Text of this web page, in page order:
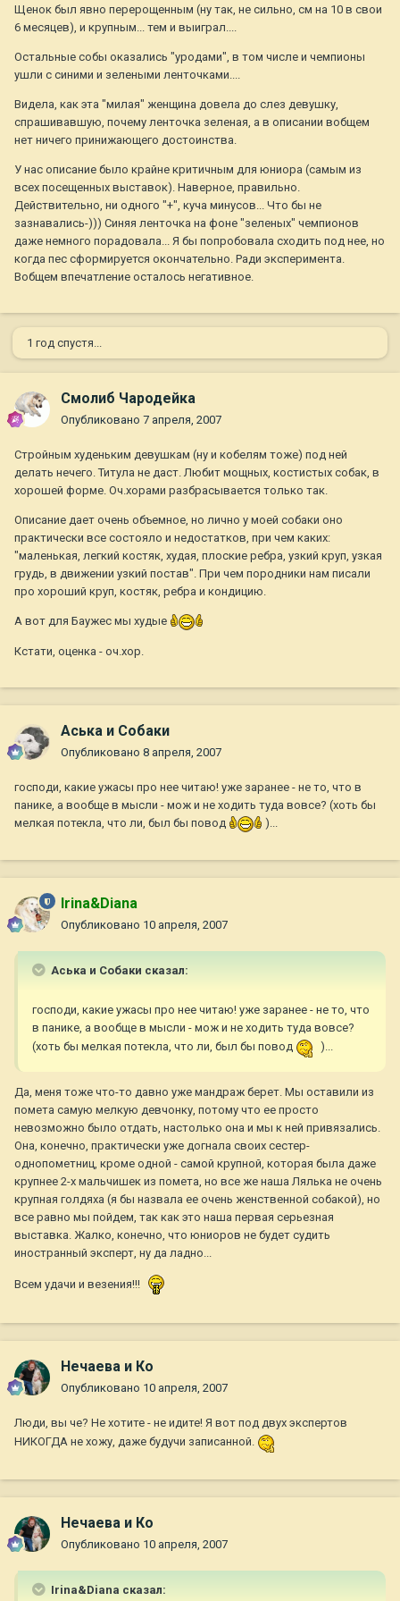
Щенок был явно перерощенным (ну так, не сильно, см на 10 в свои
6 месяцев), и крупным... тем и выиграл....
Остальные собы оказались "уродами", в том числе и чемпионы
ушли с синими и зелеными ленточками....
Видела, как эта "милая" женщина довела до слез девушку,
спрашивавшую, почему ленточка зеленая, а в описании вобщем
нет ничего принижающего достоинства.
У нас описание было крайне критичным для юниора (самым из
всех посещенных выставок). Наверное, правильно.
Действительно, ни одного "+", куча минусов... Что бы не
зазнавались-))) Синяя ленточка на фоне "зеленых" чемпионов
даже немного порадовала... Я бы попробовала сходить под нее, но
когда пес сформируется окончательно. Ради эксперимента.
Вобщем впечатление осталось негативное.
1 год спустя...
Смолиб Чародейка
Опубликовано 7 апреля, 2007
Стройным худеньким девушкам (ну и кобелям тоже) под ней
делать нечего. Титула не даст. Любит мощных, костистых собак, в
хорошей форме. Оч.хорами разбрасывается только так.
Описание дает очень объемное, но лично у моей собаки оно
практически все состояло и недостатков, при чем каких:
"маленькая, легкий костяк, худая, плоские ребра, узкий круп, узкая
грудь, в движении узкий постав". При чем породники нам писали
про хороший круп, костяк, ребра и кондицию.
А вот для Баужес мы худые
Кстати, оценка - оч.хор.
Аська и Собаки
Опубликовано 8 апреля, 2007
господи, какие ужасы про нее читаю! уже заранее - не то, что в
панике, а вообще в мысли - мож и не ходить туда вовсе? (хоть бы
мелкая потекла, что ли, был бы повод
)...
Irina&Diana
Опубликовано 10 апреля, 2007
Аська и Собаки сказал:
господи, какие ужасы про нее читаю! уже заранее - не то, что
в панике, а вообще в мысли - мож и не ходить туда вовсе?
(хоть бы мелкая потекла, что ли, был бы повод
)...
Да, меня тоже что-то давно уже мандраж берет. Мы оставили из
помета самую мелкую девчонку, потому что ее просто
невозможно было отдать, настолько она и мы к ней привязались.
Она, конечно, практически уже догнала своих сестер-
однопометниц, кроме одной - самой крупной, которая была даже
крупнее 2-х мальчишек из помета, но все же наша Лялька не очень
крупная голдяха (я бы назвала ее очень женственной собакой), но
все равно мы пойдем, так как это наша первая серьезная
выставка. Жалко, конечно, что юниоров не будет судить
иностранный эксперт, ну да ладно...
Всем удачи и везения!!!
Нечаева и Ко
Опубликовано 10 апреля, 2007
Люди, вы че? Не хотите - не идите! Я вот под двух экспертов
НИКОГДА не хожу, даже будучи записанной.
Нечаева и Ко
Опубликовано 10 апреля, 2007
Irina&Diana сказал: